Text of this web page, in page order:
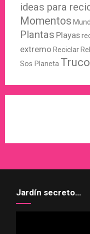
ideas para
Momentos
Plantas Playas
extremo Reciclar
Sos Planeta
Jardín secreto…